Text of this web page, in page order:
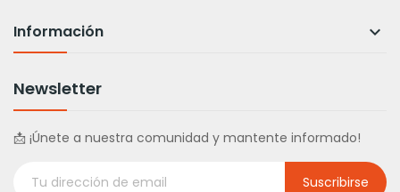
Información 
Newsletter
📩 ¡Únete a nuestra comunidad y mantente informado!
Suscribirse